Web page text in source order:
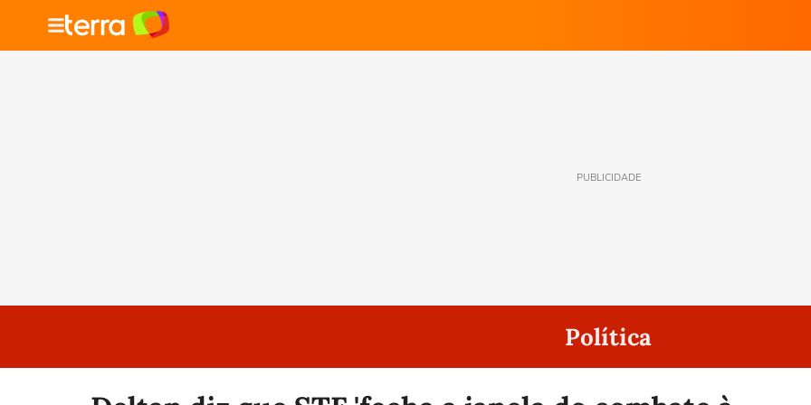
PUBLICIDADE
Política